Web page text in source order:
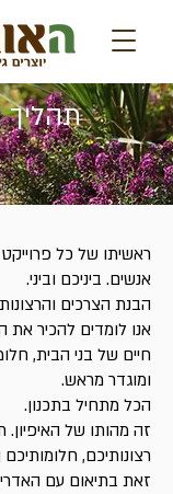
תהליך
ראשיתו של כל
אנשים. ביניכם וביני.
הבנת הצרכים
אנו לומדים להכיר
חיים של בני הבית,
ומוגדר מראש.
הכל מתחיל בתכנון.
זה מהותו של
רצונותיכם,
זאת בתיאום עם